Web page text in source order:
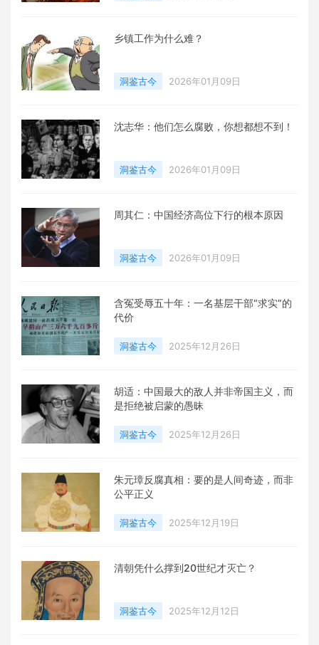
乡镇工作为什么难？
洞鉴古今 2026年01月09日
沈志华：他们怎么腐败，你想都想不到！
洞鉴古今 2026年01月09日
周其仁：中国经济高位下行的根本原因
洞鉴古今 2026年01月09日
含冤受辱五十年：一名基层干部“求实”的
代价
洞鉴古今 2025年12月26日
胡适：中国最大的敌人并非帝国主义，而
是拒绝被启蒙的愚昧
洞鉴古今 2025年12月26日
朱元璋反腐真相：要的是人间奇迹，而非
公平正义
洞鉴古今 2025年12月19日
清朝凭什么撑到20世纪才灭亡？
洞鉴古今 2025年12月12日